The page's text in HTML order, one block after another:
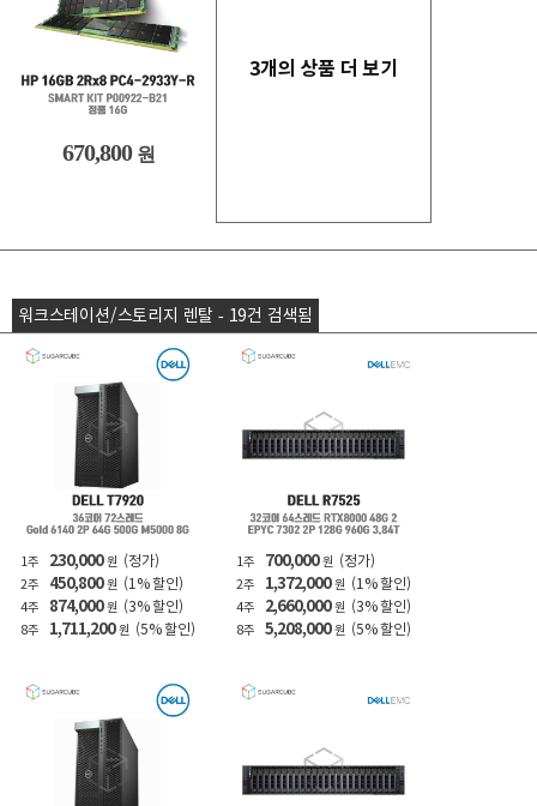
670,800 원
3개의 상품 더 보기
워크스테이션/스토리지 렌탈 - 19건 검색됨
1주 230,000 원 (정가)
2주 450,800 원 (1% 할인)
4주 874,000 원 (3% 할인)
8주 1,711,200 원 (5% 할인)
1주 700,000 원 (정가)
2주 1,372,000 원 (1% 할인)
4주 2,660,000 원 (3% 할인)
8주 5,208,000 원 (5% 할인)